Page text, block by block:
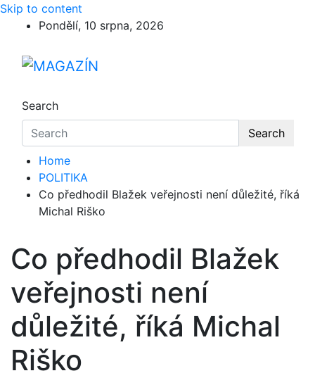
Skip to content
Pondělí, 10 srpna, 2026
Search
Search
Home
POLITIKA
Co předhodil Blažek veřejnosti není důležité, říká
Michal Riško
Co předhodil Blažek
veřejnosti není
důležité, říká Michal
Riško